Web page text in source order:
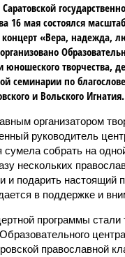
16 мая состоялся
концерт «Вера, надежда,
юношеского творчества,
семинарии по
и Вольского Игнатия.
организатором
руководитель
сумела собрать на
нескольких
и подарить настоящий
в поддержке и
программы стали
православной